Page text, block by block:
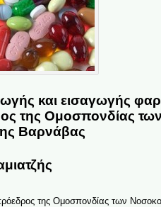
και εισαγωγής
της Ομοσπονδίας
Βαρνάβας
της Ομοσπονδίας των